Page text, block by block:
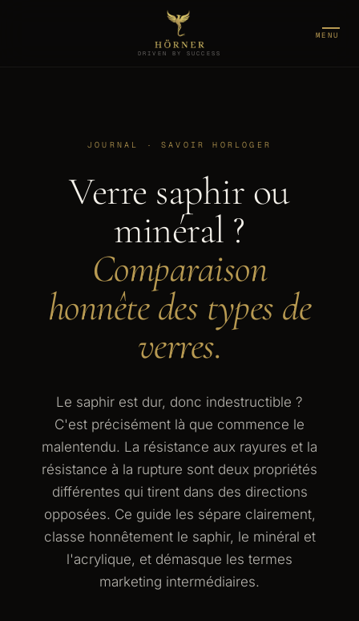
DRIVEN BY SUCCESS
MENU
JOURNAL · SAVOIR HORLOGER
Verre saphir ou
minéral ?
Comparaison
honnête des types de
verres.
Le saphir est dur, donc indestructible ?
C'est précisément là que commence le
malentendu. La résistance aux rayures et la
résistance à la rupture sont deux propriétés
différentes qui tirent dans des directions
opposées. Ce guide les sépare clairement,
classe honnêtement le saphir, le minéral et
l'acrylique, et démasque les termes
marketing intermédiaires.